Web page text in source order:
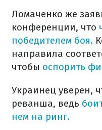
Ломаченко же
конференции, что
победителем боя.
направила
чтобы оспорить
Украинец уверен,
реванша, ведь
нем на ринг.